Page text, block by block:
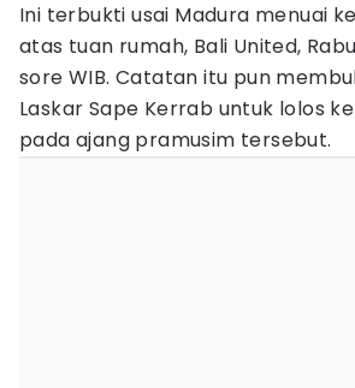
Ini terbukti usai Madura menuai
atas tuan rumah, Bali United,
sore WIB. Catatan itu pun
Laskar Sape Kerrab untuk lolos
pada ajang pramusim tersebut.